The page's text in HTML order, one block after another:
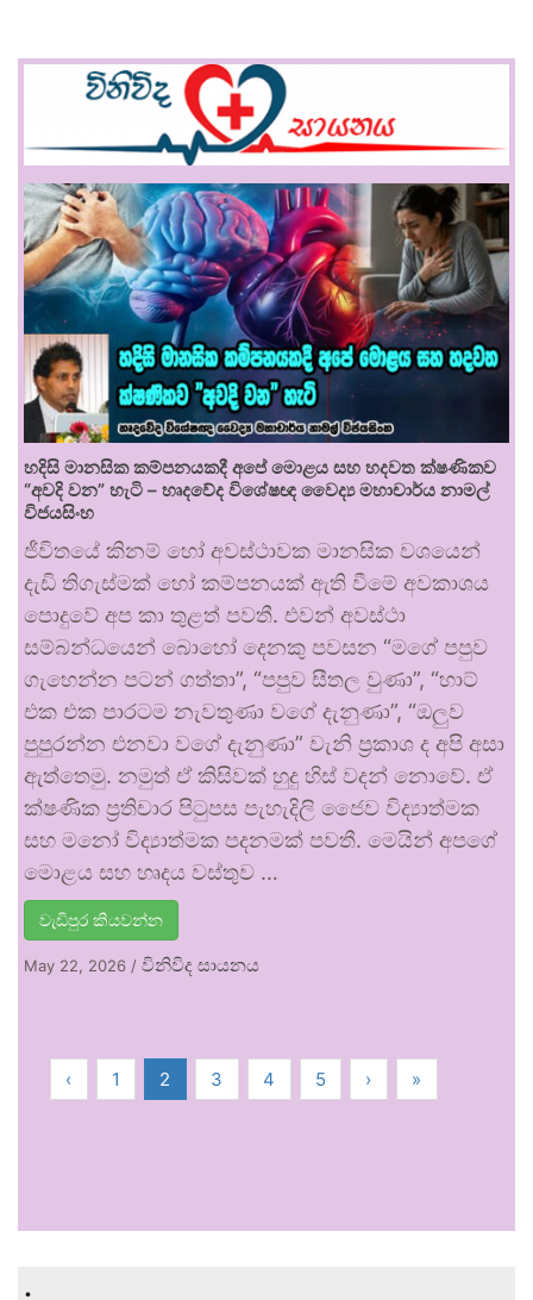
හදිසි මානසික කම්පනයකදී අපේ මොළය සහ හදවත ක්ෂණිකව
“අවදි වන” හැටි – හෘදවේද විශේෂඥ වෛද්‍ය මහාචාර්ය නාමල්
විජයසිංහ
ජීවිතයේ කිනම් හෝ අවස්ථාවක මානසික වශයෙන්
දැඩි තිගැස්මක් හෝ කම්පනයක් ඇති වීමේ අවකාශය
පොදුවේ අප කා තුළත් පවතී. එවන් අවස්ථා
සම්බන්ධයෙන් බොහෝ දෙනකු පවසන “මගේ පපුව
ගැහෙන්න පටන් ගත්තා”, “පපුව සීතල වුණා”, “හාට්
එක එක පාරටම නැවතුණා වගේ දැනුණා”, “ඔලුව
පුපුරන්න එනවා වගේ දැනුණා” වැනි ප්‍රකාශ ද අපි අසා
ඇත්තෙමු. නමුත් ඒ කිසිවක් හුදු හිස් වදන් නොවේ. ඒ
ක්ෂණික ප්‍රතිචාර පිටුපස පැහැදිලි ජෛව විද්‍යාත්මක
සහ මනෝ විද්‍යාත්මක පදනමක් පවතී. මෙයින් අපගේ
මොළය සහ හෘදය වස්තුව …
වැඩිපුර කියවන්න
May 22, 2026 / විනිවිද සායනය
‹ 1 2 3 4 5 › »
.